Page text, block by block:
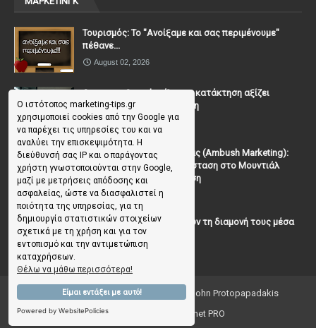
Ο ιστότοπος marketing-tips.gr
χρησιμοποιεί cookies από την Google για
να παρέχει τις υπηρεσίες του και να
αναλύει την επισκεψιμότητα. Η
διεύθυνσή σας IP και ο παράγοντας
χρήστη γνωστοποιούνται στην Google,
μαζί με μετρήσεις απόδοσης και
ασφαλείας, ώστε να διασφαλιστεί η
ποιότητα της υπηρεσίας, για τη
δημιουργία στατιστικών στοιχείων
σχετικά με τη χρήση και για τον
εντοπισμό και την αντιμετώπιση
καταχρήσεων.
Θέλω να μάθω περισσότερα!
Είμαι εντάξει με αυτό!
Powered by WebsitePolicies
Τουρισμός: Το "Ανοίξαμε και σας περιμένουμε"
πέθανε...
August 02, 2026
Casanova Complex: Όταν η κατάκτηση αξίζει
περισσότερο από τη σχέση
July 31, 2026
To Μάρκετινγκ της Ενέδρας (Ambush Marketing):
Πώς να κλέψεις την παράσταση στο Μουντιάλ
χωρίς (επίσημη) πρόσκληση
July 19, 2026
Γιατί οι επισκέπτες ξεχνούν τη διαμονή τους μέσα
σε 48 ώρες;
July 10, 2026
Copyright ©2026 Marketing Tips | by John Protopapadakis
Creative Ideas 💡 by Facenet PRO